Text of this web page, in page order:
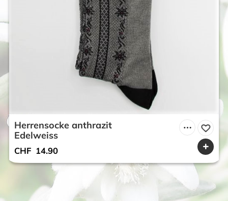
Herrensocke anthrazit
Edelweiss
CHF 14.90